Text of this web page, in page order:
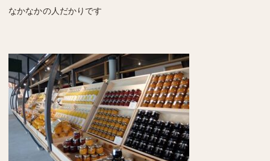
なかなかの人だかりです